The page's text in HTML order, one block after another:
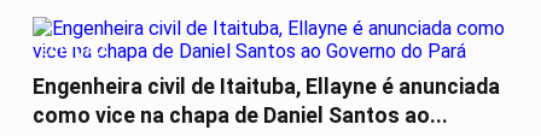
ELEIÇÃO
Engenheira civil de Itaituba, Ellayne é anunciada
como vice na chapa de Daniel Santos ao...